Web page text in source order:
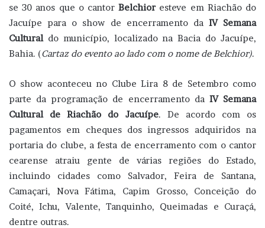
se 30 anos que o cantorBelchior esteve em Riachão do
Jacuípe para o show de encerramento da IV Semana
Culturaldo município, localizado na Bacia do Jacuípe,
Bahia. (Cartaz do evento ao lado com o nome de Belchior).
O show aconteceu no Clube Lira 8 de Setembro como
parte da programação de encerramento da IV Semana
Cultural de Riachão do Jacuípe. De acordo com os
pagamentos em cheques dos ingressos adquiridos na
portaria do clube, a festa de encerramento com o cantor
cearense atraiu gente de várias regiões do Estado,
incluindo cidades como Salvador, Feira de Santana,
Camaçari, Nova Fátima, Capim Grosso, Conceição do
Coité, Ichu, Valente, Tanquinho, Queimadas e Curaçá,
dentre outras.